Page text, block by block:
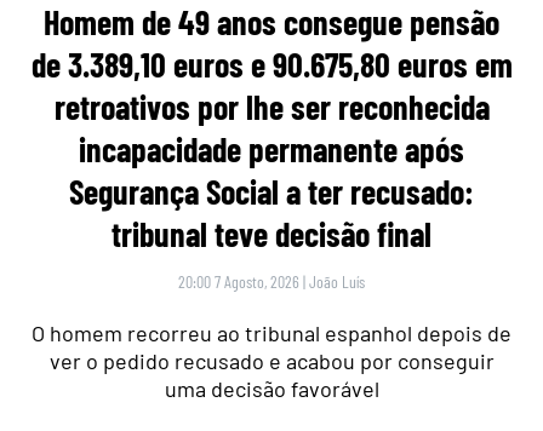
Homem de 49 anos consegue pensão
de 3.389,10 euros e 90.675,80 euros em
retroativos por lhe ser reconhecida
incapacidade permanente após
Segurança Social a ter recusado:
tribunal teve decisão final
20:00 7 Agosto, 2026 |João Luís
O homem recorreu ao tribunal espanhol depois de
ver o pedido recusado e acabou por conseguir
uma decisão favorável